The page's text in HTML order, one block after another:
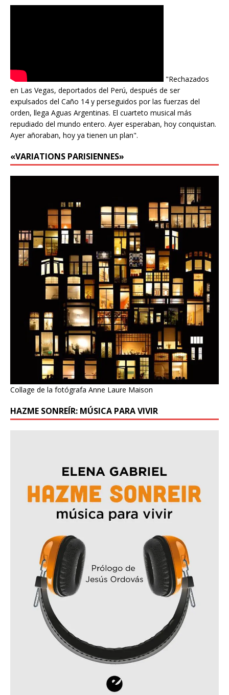
"Rechazados
en Las Vegas, deportados del Perú, después de ser
expulsados del Caño 14 y perseguidos por las fuerzas del
orden, llega Aguas Argentinas. El cuarteto musical más
repudiado del mundo entero. Ayer esperaban, hoy conquistan.
Ayer añoraban, hoy ya tienen un plan".
«VARIATIONS PARISIENNES»
Collage de la fotógrafa Anne Laure Maison
HAZME SONREÍR: MÚSICA PARA VIVIR